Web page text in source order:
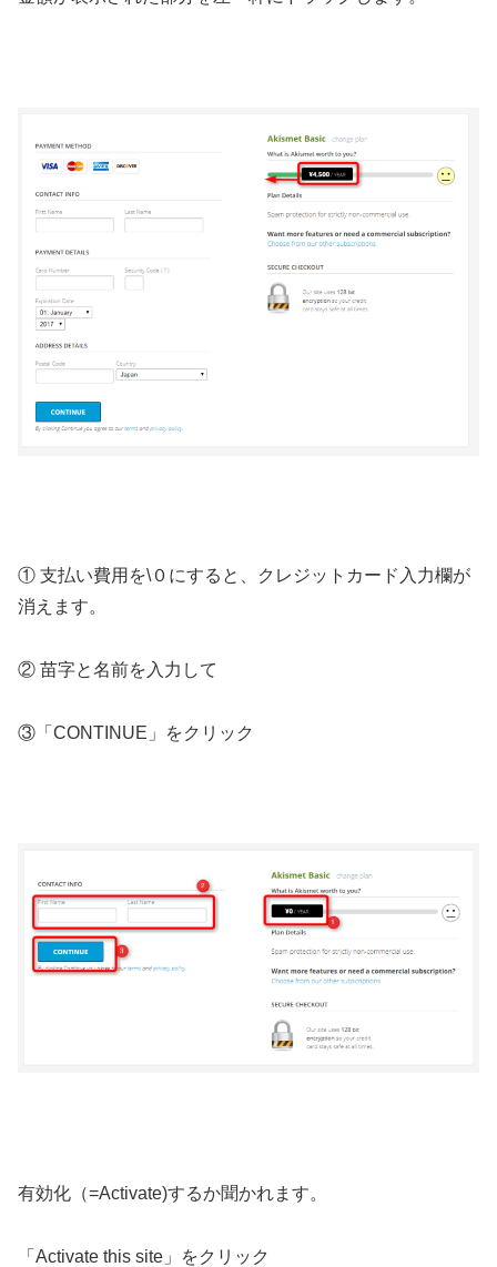
① 支払い費用を\０にすると、クレジットカード入力欄が
消えます。
② 苗字と名前を入力して
③「 CONTINUE 」をクリック
有効化（=Activate)するか聞かれます。
「 Activate this site 」をクリック